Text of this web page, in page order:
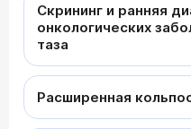
Скрининг и ранняя
онкологических
таза
Расширенная